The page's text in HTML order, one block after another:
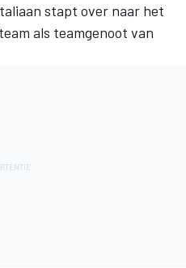
stapt over naar het
als teamgenoot van